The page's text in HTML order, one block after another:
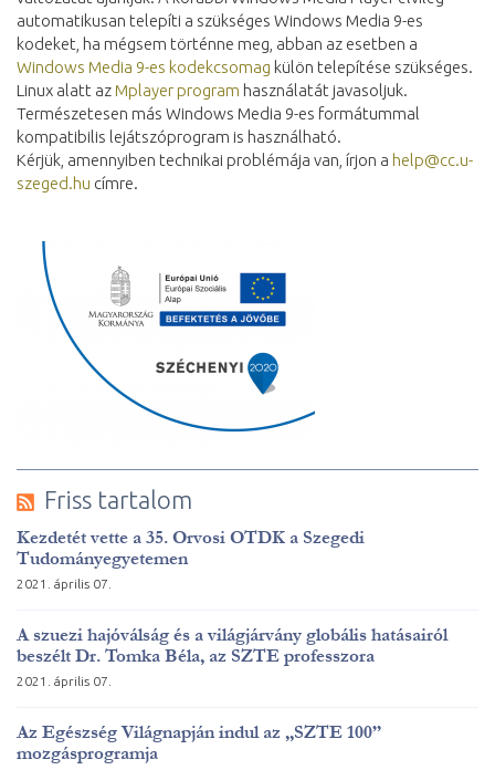
automatikusan telepíti a szükséges Windows Media 9-es
kodeket, ha mégsem történne meg, abban az esetben a
Windows Media 9-es kodekcsomag külön telepítése szükséges.
Linux alatt azMplayer program használatát javasoljuk.
Természetesen más Windows Media 9-es formátummal
kompatibilis lejátszóprogram is használható.
Kérjük, amennyiben technikai problémája van, írjon a help@cc.u-
szeged.hu címre.
Friss tartalom
Kezdetét vette a 35. Orvosi OTDK a Szegedi
Tudományegyetemen
2021. április 07.
A szuezi hajóválság és a világjárvány globális hatásairól
beszélt Dr. Tomka Béla, az SZTE professzora
2021. április 07.
Az Egészség Világnapján indul az „SZTE 100”
mozgásprogramja